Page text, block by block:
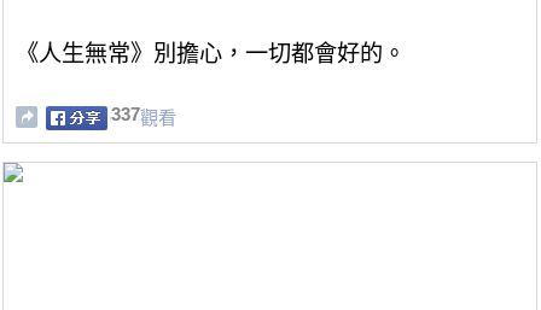
《人生無常》別擔心，一切都會好的。
337觀看